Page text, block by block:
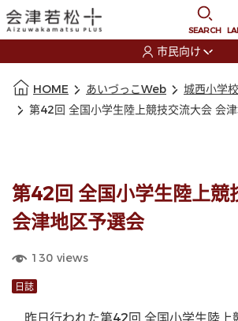
SEARCH
市民向け
HOME あいづっこWeb
城西小学校
第42回 全国小学生陸上競技交流大会 会
第42回 全国小学生陸上競
会津地区予選会
130 views
日誌